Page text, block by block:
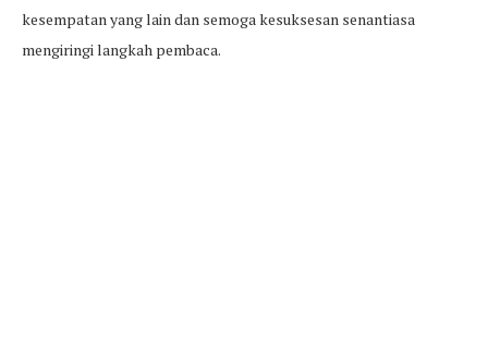
kesempatan yang lain dan semoga kesuksesan senantiasa
mengiringi langkah pembaca.